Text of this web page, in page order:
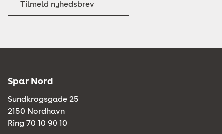
Tilmeld nyhedsbrev
Spar Nord
Sundkrogsgade 25
2150 Nordhavn
Ring 70 10 90 10